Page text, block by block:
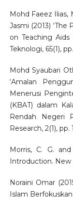
Mohd Faeez Ilias,
Jasmi (2013)
on Teaching
Teknologi, 65(1),
Mohd Syaubari
‘Amalan
Menerusi
(KBAT) dalam
Rendah Negeri
Research, 2(1), pp.
Morris, C. G.
Introduction. New
Noraini Omar
Islam